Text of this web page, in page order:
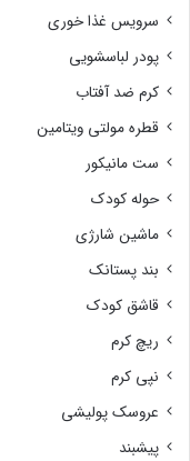
سرویس غذا خوری
پودر لباسشویی
کرم ضد آفتاب
قطره مولتی ویتامین
ست مانیکور
حوله کودک
ماشین شارژی
بند پستانک
قاشق کودک
ریچ کرم
نپی کرم
عروسک پولیشی
پیشبند